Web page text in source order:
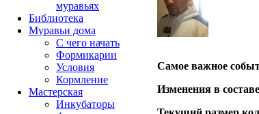
Самое важное
Изменения в
муравьях
Библиотека
Муравьи дома
С чего начать
Формикарии
Условия
Кормление
Мастерская
Инкубаторы